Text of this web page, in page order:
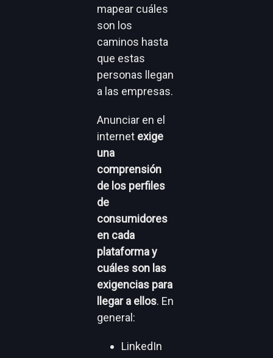
mapear cuáles
son los
caminos hasta
que estas
personas llegan
a las empresas.
Anunciar en el
internet exige
una
comprensión
de los perfiles
de
consumidores
en cada
plataforma y
cuáles son las
exigencias para
llegar a ellos. En
general:
LinkedIn